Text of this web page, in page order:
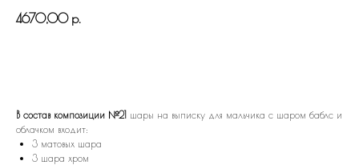
4670,00 р.
В состав композиции №21 шары на выписку для мальчика с шаром баблс и
облачком входит:
3 матовых шара
3 шара хром